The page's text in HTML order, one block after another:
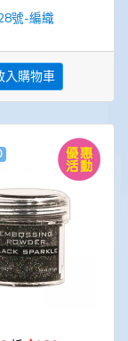
號-編織
入購物車